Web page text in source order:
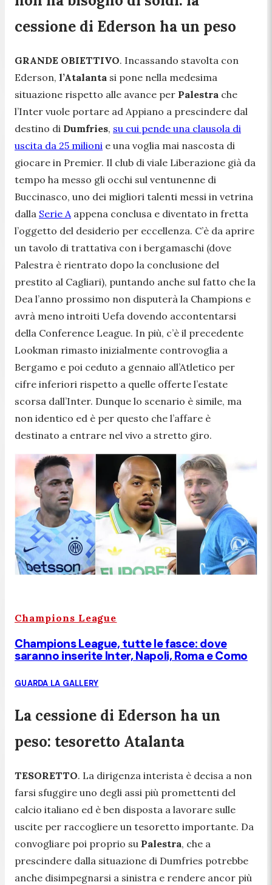
cessione di Ederson ha un peso
GRANDE OBIETTIVO. Incassando stavolta con
Ederson, l’Atalanta si pone nella medesima
situazione rispetto alle avance per Palestra che
l’Inter vuole portare ad Appiano a prescindere dal
destino di Dumfries, su cui pende una clausola di
uscita da 25 milioni e una voglia mai nascosta di
giocare in Premier. Il club di viale Liberazione già da
tempo ha messo gli occhi sul ventunenne di
Buccinasco, uno dei migliori talenti messi in vetrina
dalla Serie Aappena conclusa e diventato in fretta
l’oggetto del desiderio per eccellenza. C’è da aprire
un tavolo di trattativa con i bergamaschi (dove
Palestra è rientrato dopo la conclusione del
prestito al Cagliari), puntando anche sul fatto che la
Dea l’anno prossimo non disputerà la Champions e
avrà meno introiti Uefa dovendo accontentarsi
della Conference League. In più, c’è il precedente
Lookman rimasto inizialmente controvoglia a
Bergamo e poi ceduto a gennaio all’Atletico per
cifre inferiori rispetto a quelle offerte l’estate
scorsa dall’Inter. Dunque lo scenario è simile, ma
non identico ed è per questo che l’affare è
destinato a entrare nel vivo a stretto giro.
Champions League
Champions League, tutte le fasce: dove
saranno inserite Inter, Napoli, Roma e Como
GUARDA LA GALLERY
La cessione di Ederson ha un
peso: tesoretto Atalanta
TESORETTO. La dirigenza interista è decisa a non
farsi sfuggire uno degli assi più promettenti del
calcio italiano ed è ben disposta a lavorare sulle
uscite per raccogliere un tesoretto importante. Da
convogliare poi proprio su Palestra, che a
prescindere dalla situazione di Dumfries potrebbe
anche disimpegnarsi a sinistra e rendere ancor più